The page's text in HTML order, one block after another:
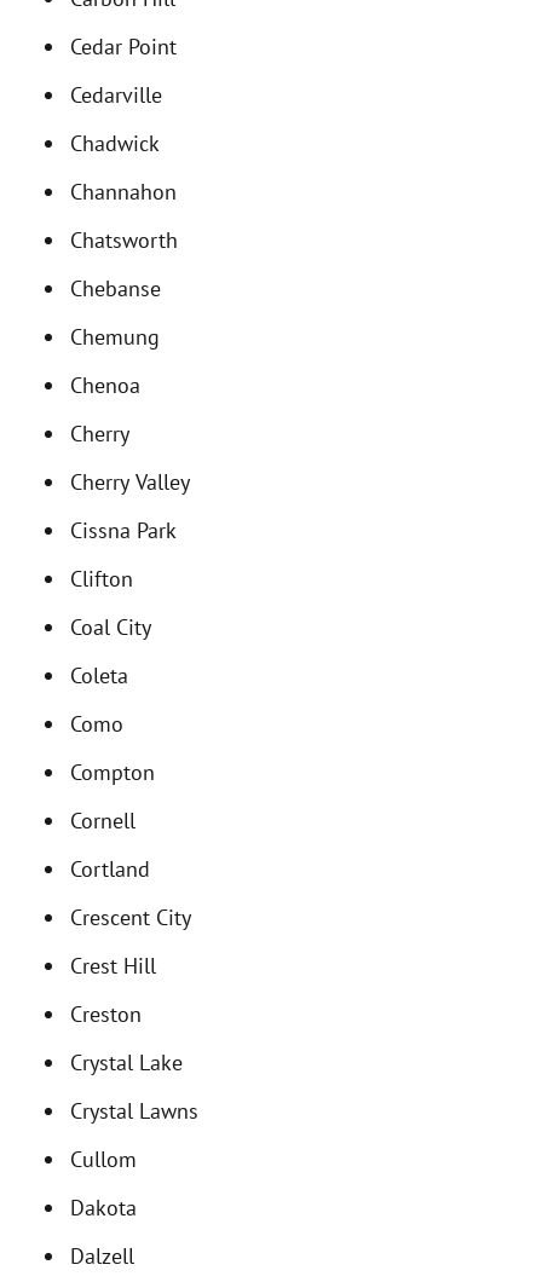
Cedar Point
Cedarville
Chadwick
Channahon
Chatsworth
Chebanse
Chemung
Chenoa
Cherry
Cherry Valley
Cissna Park
Clifton
Coal City
Coleta
Como
Compton
Cornell
Cortland
Crescent City
Crest Hill
Creston
Crystal Lake
Crystal Lawns
Cullom
Dakota
Dalzell